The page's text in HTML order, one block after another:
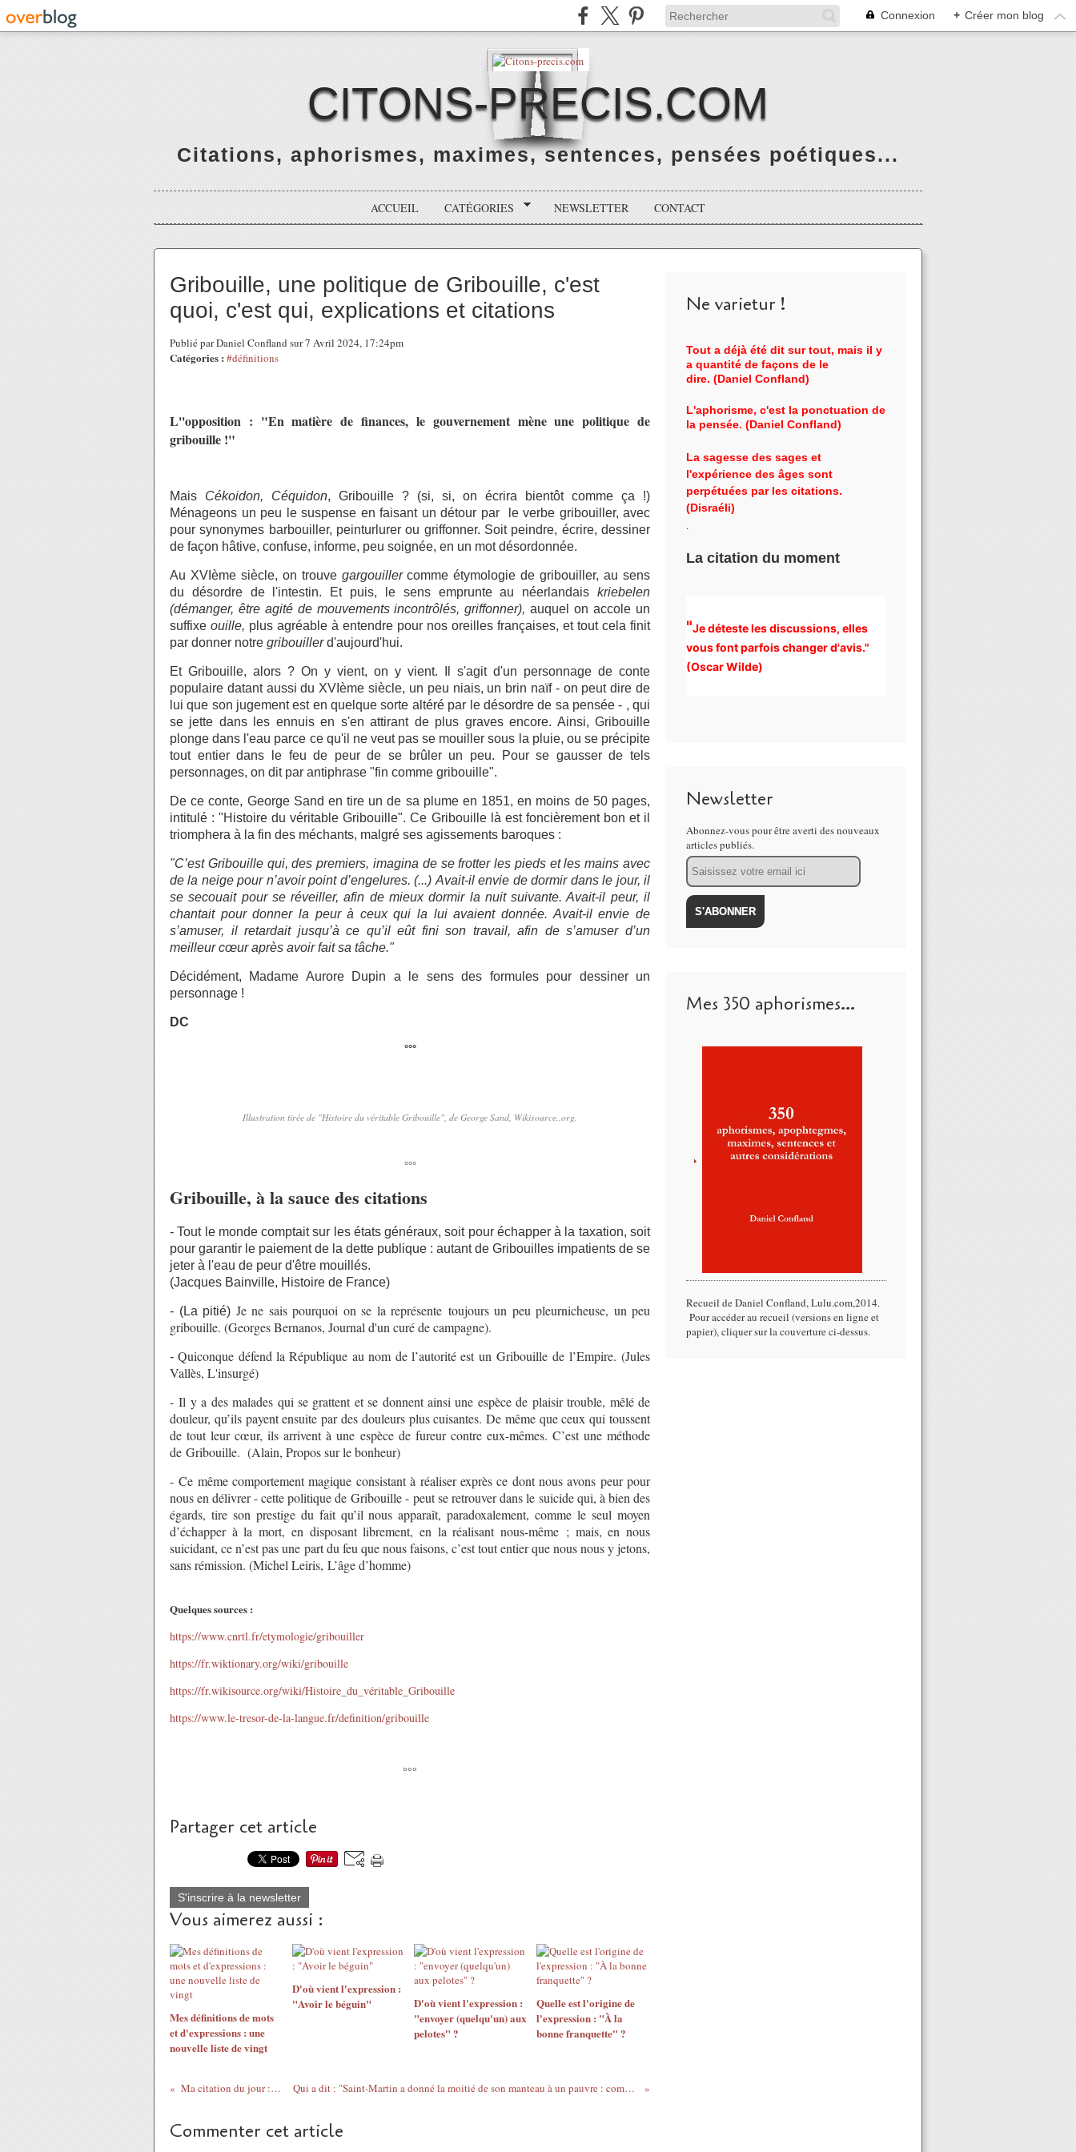
Connexion + Créer mon blog
CITONS-PRECIS.COM
Citations, aphorismes, maximes, sentences, pensées poétiques...
ACCUEIL CATÉGORIES NEWSLETTER CONTACT
Gribouille, une politique de Gribouille, c'est
quoi, c'est qui, explications et citations
Publié par Daniel Confland sur 7 Avril 2024, 17:24pm
Catégories : #définitions
L''opposition : "En matière de finances, le gouvernement mène une politique de
gribouille !"
Mais Cékoidon, Céquidon, Gribouille ? (si, si, on écrira bientôt comme ça !)
Ménageons un peu le suspense en faisant un détour par le verbe gribouiller, avec
pour synonymes barbouiller, peinturlurer ou griffonner. Soit peindre, écrire, dessiner
de façon hâtive, confuse, informe, peu soignée, en un mot désordonnée.
Au XVIème siècle, on trouve gargouillercomme étymologie de gribouiller, au sens
du désordre de l'intestin. Et puis, le sens emprunte au néerlandais kriebelen
(démanger, être agité de mouvements incontrôlés, griffonner),auquel on accole un
suffixe ouille, plus agréable à entendre pour nos oreilles françaises, et tout cela finit
par donner notre gribouillerd'aujourd'hui.
Et Gribouille, alors ? On y vient, on y vient. Il s'agit d'un personnage de conte
populaire datant aussi du XVIème siècle, un peu niais, un brin naïf - on peut dire de
lui que son jugement est en quelque sorte altéré par le désordre de sa pensée - , qui
se jette dans les ennuis en s'en attirant de plus graves encore. Ainsi, Gribouille
plonge dans l'eau parce ce qu'il ne veut pas se mouiller sous la pluie, ou se précipite
tout entier dans le feu de peur de se brûler un peu. Pour se gausser de tels
personnages, on dit par antiphrase "fin comme gribouille".
De ce conte, George Sand en tire un de sa plume en 1851, en moins de 50 pages,
intitulé : "Histoire du véritable Gribouille". Ce Gribouille là est foncièrement bon et il
triomphera à la fin des méchants, malgré ses agissements baroques :
"C’est Gribouille qui, des premiers, imagina de se frotter les pieds et les mains avec
de la neige pour n’avoir point d’engelures. (...) Avait-il envie de dormir dans le jour, il
se secouait pour se réveiller, afin de mieux dormir la nuit suivante. Avait-il peur, il
chantait pour donner la peur à ceux qui la lui avaient donnée. Avait-il envie de
s’amuser, il retardait jusqu’à ce qu’il eût fini son travail, afin de s’amuser d’un
meilleur cœur après avoir fait sa tâche."
Décidément, Madame Aurore Dupin a le sens des formules pour dessiner un
personnage !
DC
°°°
Illustration tirée de "Histoire du véritable Gribouille", de George Sand, Wikisource..org.
°°°
Gribouille, à la sauce des citations
- Tout le monde comptait sur les états généraux, soit pour échapper à la taxation, soit
pour garantir le paiement de la dette publique : autant de Gribouilles impatients de se
jeter à l'eau de peur d'être mouillés.
(Jacques Bainville, Histoire de France)
- (La pitié) Je ne sais pourquoi on se la représente toujours un peu pleurnicheuse, un peu
gribouille. (Georges Bernanos, Journal d'un curé de campagne).
-Quiconque défend la République au nom de l’autorité est un Gribouille de l’Empire. (Jules
Vallès, L'insurgé)
- Il y a des malades qui se grattent et se donnent ainsi une espèce de plaisir trouble, mêlé de
douleur, qu’ils payent ensuite par des douleurs plus cuisantes. De même que ceux qui toussent
de tout leur cœur, ils arrivent à une espèce de fureur contre eux-mêmes. C’est une méthode
de Gribouille. (Alain, Propos sur le bonheur)
- Ce même comportement magique consistant à réaliser exprès ce dont nous avons peur pour
nous en délivrer - cette politique de Gribouille - peut se retrouver dans le suicide qui, à bien des
égards, tire son prestige du fait qu’il nous apparaît, paradoxalement, comme le seul moyen
d’échapper à la mort, en disposant librement, en la réalisant nous-même ; mais, en nous
suicidant, ce n’est pas une part du feu que nous faisons, c’est tout entier que nous nous y jetons,
sans rémission. (Michel Leiris, L’âge d’homme)
Quelques sources :
https://www.cnrtl.fr/etymologie/gribouiller
https://fr.wiktionary.org/wiki/gribouille
https://fr.wikisource.org/wiki/Histoire_du_véritable_Gribouille
https://www.le-tresor-de-la-langue.fr/definition/gribouille
°°°
Partager cet article
S'inscrire à la newsletter
Vous aimerez aussi :
Mes définitions de mots
et d'expressions : une
nouvelle liste de vingt
D'où vient l'expression :
"Avoir le béguin"
D'où vient l'expression :
"envoyer (quelqu'un) aux
pelotes" ?
Quelle est l'origine de
l'expression : "À la
bonne franquette" ?
Ma citation du jour : la monotonie Qui a dit : "Saint-Martin a donné la moitié de son manteau à un pauvre : comme ça, ils ont eu froid tous les deux." ?
Commenter cet article
Ne varietur !
Tout a déjà été dit sur tout, mais il y
a quantité de façons de le
dire. (Daniel Confland)
L'aphorisme, c'est la ponctuation de
la pensée. (Daniel Confland)
La sagesse des sages et
l'expérience des âges sont
perpétuées par les citations.
(Disraéli)
.
La citation du moment
"Je déteste les discussions, elles
vous font parfois changer d'avis."
(Oscar Wilde)
Newsletter
Abonnez-vous pour être averti des nouveaux
articles publiés.
Email
Mes 350 aphorismes...
Recueil de Daniel Confland, Lulu.com,2014.​
Pour accéder au recueil (versions en ligne et
papier), cliquer sur la couverture ci-dessus.